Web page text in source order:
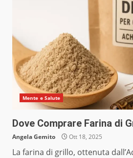
Mente e Salute
Dove Comprare Farina di
Angela Gemito Ott 18, 2025
La farina di grillo, ottenuta